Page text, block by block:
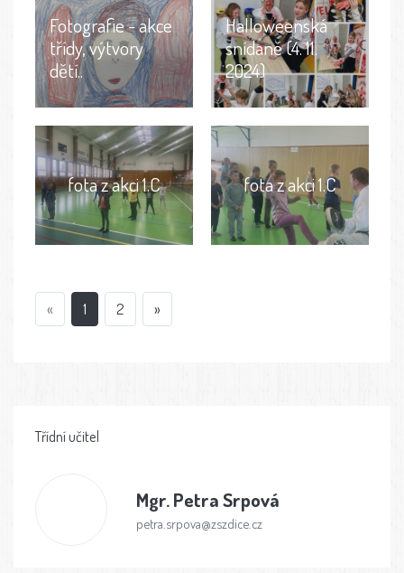
Fotografie - akce
třídy, výtvory
dětí..
Halloweenská
snídaně (4. 11.
2024)
fota z akci 1.C fota z akci 1.C
« 1 2 »
Třídní učitel
Mgr.Petra Srpová
petra.srpova@zszdice.cz